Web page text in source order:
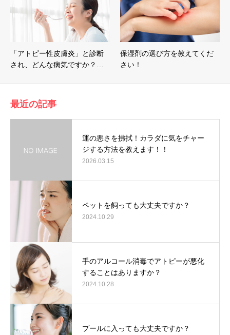
「アトピー性皮膚炎」と診断
され、どんな病気ですか？…
保湿剤の選び方を教えてくだ
さい！
最近の記事
運の悪さを拂拭！カラダに気をチャー
ジする方法を教えます！！
2026.03.15
ペットを飼っても大丈夫ですか？
2024.10.29
手のアルコール消毒でアトピーが悪化
することはありますか？
2024.10.28
プールに入っても大丈夫ですか？